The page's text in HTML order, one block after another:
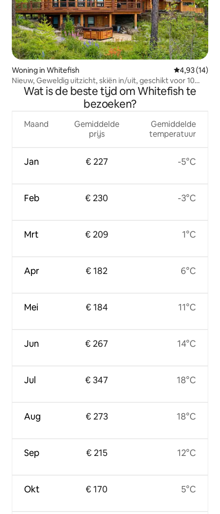
Woning in Whitefish Gemiddelde
4,93 (14)
Nieuw, Geweldig uitzicht, skiën in/uit, geschikt voor 10
personen!
Wat is de beste tijd om Whitefish te
bezoeken?
Maand
Jan
Feb
Mrt
Apr
Mei
Jun
Jul
Aug
Sep
Okt
Gemiddelde
prijs
€ 227
€ 230
€ 209
€ 182
€ 184
€ 267
€ 347
€ 273
€ 215
€ 170
Gemiddelde
temperatuur
-5°C
-3°C
1°C
6°C
11°C
14°C
18°C
18°C
12°C
5°C